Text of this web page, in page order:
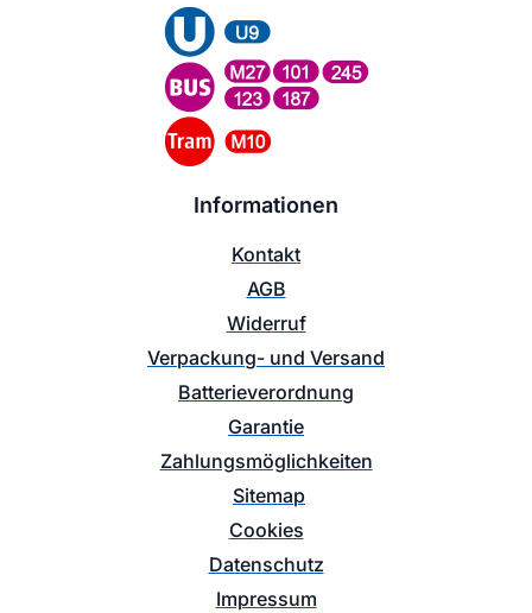
Informationen
Kontakt
AGB
Widerruf
Verpackung- und Versand
Batterieverordnung
Garantie
Zahlungsmöglichkeiten
Sitemap
Cookies
Datenschutz
Impressum